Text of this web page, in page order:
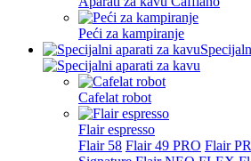
Peći za kampiranje
Cafelat robot
Flair espresso
Flair 58 Flair 49 PRO Flair